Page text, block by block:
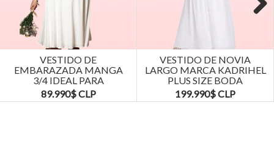
VESTIDO DE
EMBARAZADA MANGA
3/4 IDEAL PARA
MATRIMONIO BODA.
TALLAS...
89.990$ CLP
VESTIDO DE NOVIA
LARGO MARCA KADRIHEL
PLUS SIZE BODA
MATRIMONIO...
199.990$ CLP